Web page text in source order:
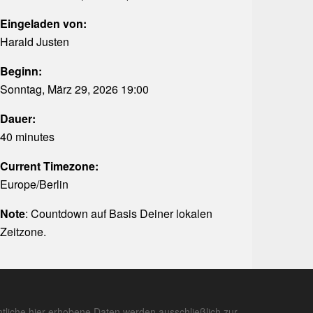
Eingeladen von:
Harald Justen
Beginn:
Sonntag, März 29, 2026 19:00
Dauer:
40 minutes
Current Timezone:
Europe/Berlin
Note: Countdown auf Basis Deiner lokalen
Zeitzone.